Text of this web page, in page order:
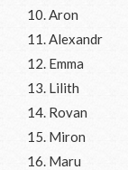
10. Aron
11. Alexandr
12. Emma
13. Lilith
14. Rovan
15. Miron
16. Maru